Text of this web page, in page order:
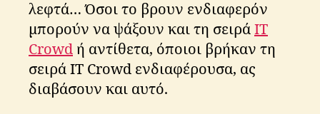
λεφτά… Όσοι το βρουν ενδιαφερόν
μπορούν να ψάξουν και τη σειρά IT
Crowd ή αντίθετα, όποιοι βρήκαν τη
σειρά IT Crowd ενδιαφέρουσα, ας
διαβάσουν και αυτό.